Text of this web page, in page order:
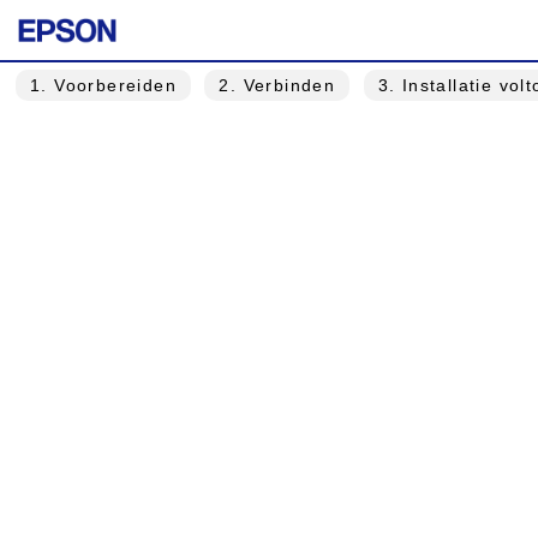
1 . Voorbereiden 2 . Verbinden 3 . Installatie